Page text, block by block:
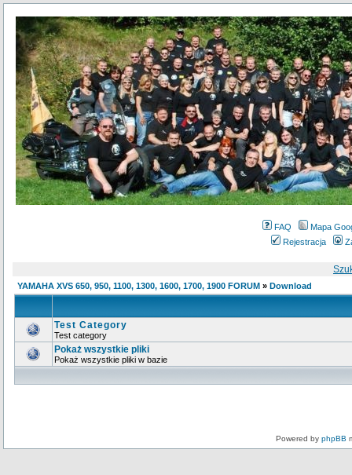
FAQ
Mapa
Rejestracja
YAMAHA XVS 650, 950, 1100, 1300, 1600, 1700, 1900 FORUM » Download
Test Category
Test category
Pokaż wszystkie pliki
Pokaż wszystkie pliki w bazie
Powered by phpBB